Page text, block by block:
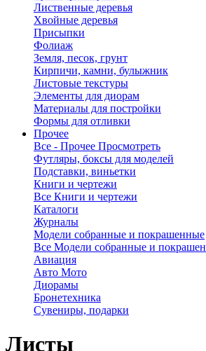
Лиственные деревья
Хвойные деревья
Присыпки
Фолиаж
Земля, песок, грунт
Кирпичи, камни, булыжник
Листовые текстуры
Элементы для диорам
Материалы для постройки
Формы для отливки
Прочее
Все - Прочее Просмотреть
Футляры, боксы для моделей
Подставки, виньетки
Книги и чертежи
Все Книги и чертежи
Каталоги
Журналы
Модели собранные и покрашенные
Все Модели собранные и
Авиация
Авто Мото
Диорамы
Бронетехника
Сувениры, подарки
Листы